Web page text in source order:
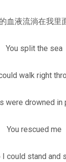
血液流淌在我里
You split the sea
walk right
were drowned in
You rescued me
I could stand and